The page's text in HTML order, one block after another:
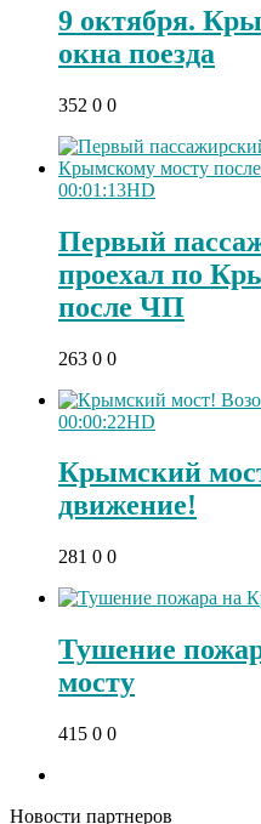
9 октября.
окна поезда
352 0 0
00:01:13HD
Первый
проехал по
после ЧП
263 0 0
00:00:22HD
Крымский
движение!
281 0 0
Тушение
мосту
415 0 0
Новости партнеров